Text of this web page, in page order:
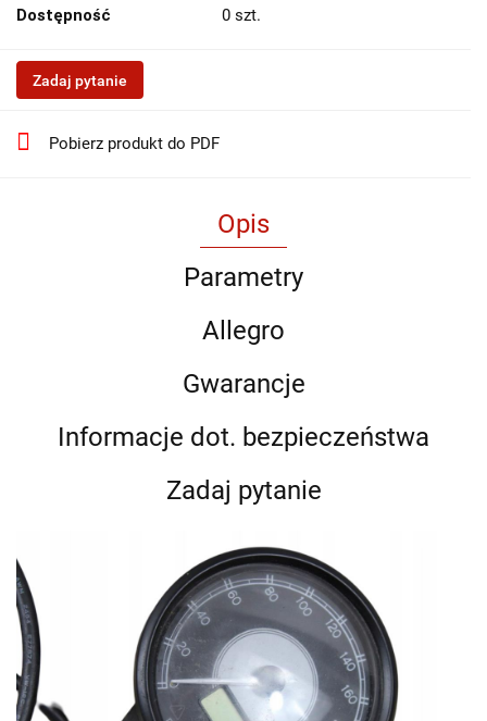
Dostępność 0 szt.
Zadaj pytanie
Pobierz produkt do PDF
Opis
Parametry
Allegro
Gwarancje
Informacje dot. bezpieczeństwa
Zadaj pytanie